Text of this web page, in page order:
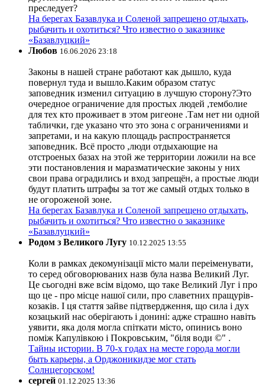
преследует?
На берегах Базавлука и Соленой запрещено отдыхать,
рыбачить и охотиться? Что известно о заказнике
«Базавлуцкий»
Любов 16.06.2026 23:18
Законы в нашей стране работают как дышло, куда
повернул туда и вышло.Каким образом статус
заповедник изменил ситуацию в лучшую сторону?Это
очередное ограничение для простых людей ,темболие
для тех кто проживает в этом ригеоне .Там нет ни одной
таблички, где указано что это зона с ограничениями и
запретами, и на какую площадь распространяется
заповедник. Всё просто ,люди отдыхающие на
отстроеных базах на этой же территории ложили на все
эти постановления и маразматические законы у них
свои права оградились и вход запрещён, а простые люди
будут платить штрафы за тот же самый отдых только в
не огороженой зоне.
На берегах Базавлука и Соленой запрещено отдыхать,
рыбачить и охотиться? Что известно о заказнике
«Базавлуцкий»
Родом з Великого Лугу 10.12.2025 13:55
Коли в рамках декомунізації місто мали переіменувати,
то серед обговорюваних назв була назва Великий Луг.
Це сьогодні вже всім відомо, що таке Великий Луг і про
що це - про місце нашої сили, про славетних пращурів-
козаків. І ця стаття зайве підтвердження, що сила і дух
козацький нас оберігають і донині: адже страшно навіть
уявити, яка доля могла спіткати місто, опинись воно
поміж Капулівкою і Покровським, "біля води ©" .
Тайны истории. В 70-х годах на месте города могли
быть карьеры, а Орджоникидзе мог стать
Солнцегорском!
сергей 01.12.2025 13:36